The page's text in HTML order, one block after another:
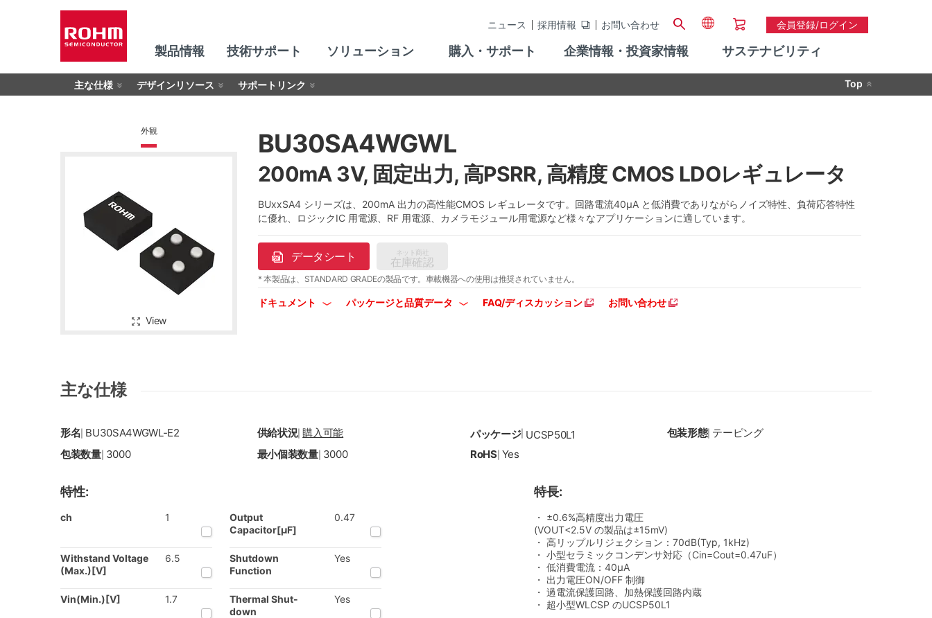
ニュース 採用情報 お問い合わせ 会員登録/ログイン
製品情報 技術サポート ソリューション 購入・サポート 企業情報・投資家情報 サステナビリティ
主な仕様 デザインリソース サポートリンク Top
外観
View
BU30SA4WGWL
200mA 3V, 固定出力, 高PSRR, 高精度 CMOS LDOレギュレータ
BUxxSA4 シリーズは、200mA 出力の高性能CMOS レギュレータです。回路電流40μA と低消費でありながらノイズ特性、負荷応答特性
に優れ、ロジックIC 用電源、RF 用電源、カメラモジュール用電源など様々なアプリケーションに適しています。
データシート ネット商社
在庫確認
* 本製品は、STANDARD GRADEの製品です。 車載機器への使用は推奨されていません。
ドキュメント パッケージと品質データ FAQ/ディスカッション お問い合わせ
主な仕様
形名 BU30SA4WGWL-E2 供給状況|購入可能 パッケージ| UCSP50L1 包装形態| テーピング
包装数量| 3000 最小個装数量| 3000 RoHS| Yes
特性:
ch 1
Withstand Voltage
(Max.)[V]
6.5
Vin(Min.)[V] 1.7
Output
Capacitor[µF]
0.47
Shutdown
Function
Yes
Thermal Shut-
down
Yes
特長:
・ ±0.6%高精度出力電圧
(VOUT<2.5V の製品は±15mV)
・ 高リップルリジェクション：70dB(Typ, 1kHz)
・ 小型セラミックコンデンサ対応（Cin=Cout=0.47uF）
・ 低消費電流：40μA
・ 出力電圧ON/OFF 制御
・ 過電流保護回路、加熱保護回路内蔵
・ 超小型WLCSP のUCSP50L1